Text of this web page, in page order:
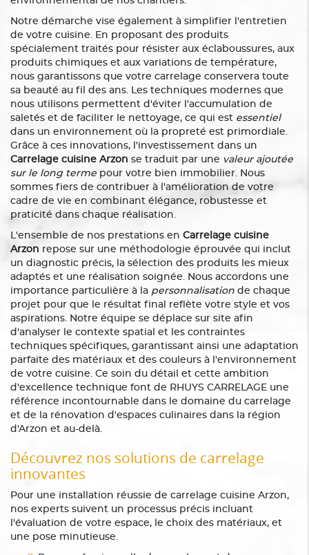
Notre démarche vise également à simplifier l'entretien
de votre cuisine. En proposant des produits
spécialement traités pour résister aux éclaboussures, aux
produits chimiques et aux variations de température,
nous garantissons que votre carrelage conservera toute
sa beauté au fil des ans. Les techniques modernes que
nous utilisons permettent d'éviter l'accumulation de
saletés et de faciliter le nettoyage, ce qui est essentiel
dans un environnement où la propreté est primordiale.
Grâce à ces innovations, l'investissement dans un
Carrelage cuisine Arzon se traduit par une valeur ajoutée
sur le long terme pour votre bien immobilier. Nous
sommes fiers de contribuer à l'amélioration de votre
cadre de vie en combinant élégance, robustesse et
praticité dans chaque réalisation.
L'ensemble de nos prestations en Carrelage cuisine
Arzon repose sur une méthodologie éprouvée qui inclut
un diagnostic précis, la sélection des produits les mieux
adaptés et une réalisation soignée. Nous accordons une
importance particulière à la personnalisation de chaque
projet pour que le résultat final reflète votre style et vos
aspirations. Notre équipe se déplace sur site afin
d'analyser le contexte spatial et les contraintes
techniques spécifiques, garantissant ainsi une adaptation
parfaite des matériaux et des couleurs à l'environnement
de votre cuisine. Ce soin du détail et cette ambition
d'excellence technique font de RHUYS CARRELAGE une
référence incontournable dans le domaine du carrelage
et de la rénovation d'espaces culinaires dans la région
d'Arzon et au-delà.
Découvrez nos solutions de carrelage
innovantes
Pour une installation réussie de carrelage cuisine Arzon,
nos experts suivent un processus précis incluant
l'évaluation de votre espace, le choix des matériaux, et
une pose minutieuse.